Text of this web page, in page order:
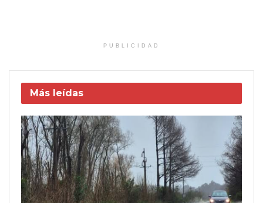
PUBLICIDAD
Más leídas